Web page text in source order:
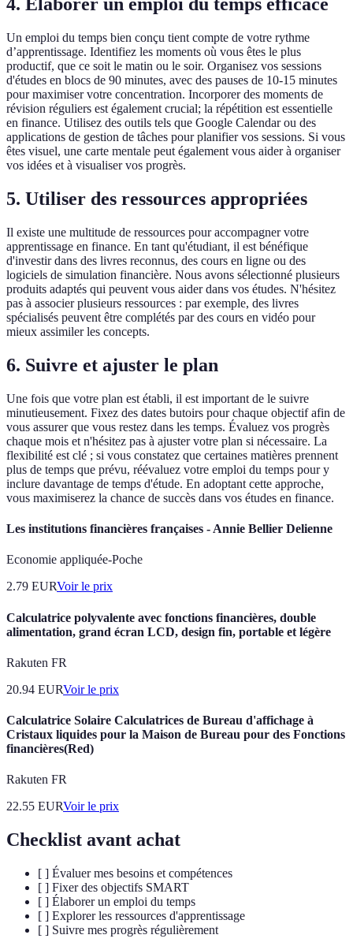
4. Élaborer un emploi du temps efficace
Un emploi du temps bien conçu tient compte de votre rythme
d’apprentissage. Identifiez les moments où vous êtes le plus
productif, que ce soit le matin ou le soir. Organisez vos sessions
d'études en blocs de 90 minutes, avec des pauses de 10-15 minutes
pour maximiser votre concentration. Incorporer des moments de
révision réguliers est également crucial; la répétition est essentielle
en finance. Utilisez des outils tels que Google Calendar ou des
applications de gestion de tâches pour planifier vos sessions. Si vous
êtes visuel, une carte mentale peut également vous aider à organiser
vos idées et à visualiser vos progrès.
5. Utiliser des ressources appropriées
Il existe une multitude de ressources pour accompagner votre
apprentissage en finance. En tant qu'étudiant, il est bénéfique
d'investir dans des livres reconnus, des cours en ligne ou des
logiciels de simulation financière. Nous avons sélectionné plusieurs
produits adaptés qui peuvent vous aider dans vos études. N'hésitez
pas à associer plusieurs ressources : par exemple, des livres
spécialisés peuvent être complétés par des cours en vidéo pour
mieux assimiler les concepts.
6. Suivre et ajuster le plan
Une fois que votre plan est établi, il est important de le suivre
minutieusement. Fixez des dates butoirs pour chaque objectif afin de
vous assurer que vous restez dans les temps. Évaluez vos progrès
chaque mois et n'hésitez pas à ajuster votre plan si nécessaire. La
flexibilité est clé ; si vous constatez que certaines matières prennent
plus de temps que prévu, réévaluez votre emploi du temps pour y
inclure davantage de temps d'étude. En adoptant cette approche,
vous maximiserez la chance de succès dans vos études en finance.
Les institutions financières françaises - Annie Bellier Delienne
Economie appliquée-Poche
2.79 EURVoir le prix
Calculatrice polyvalente avec fonctions financières, double
alimentation, grand écran LCD, design fin, portable et légère
Rakuten FR
20.94 EURVoir le prix
Calculatrice Solaire Calculatrices de Bureau d'affichage à
Cristaux liquides pour la Maison de Bureau pour des Fonctions
financières(Red)
Rakuten FR
22.55 EURVoir le prix
Checklist avant achat
[ ] Évaluer mes besoins et compétences
[ ] Fixer des objectifs SMART
[ ] Élaborer un emploi du temps
[ ] Explorer les ressources d'apprentissage
[ ] Suivre mes progrès régulièrement